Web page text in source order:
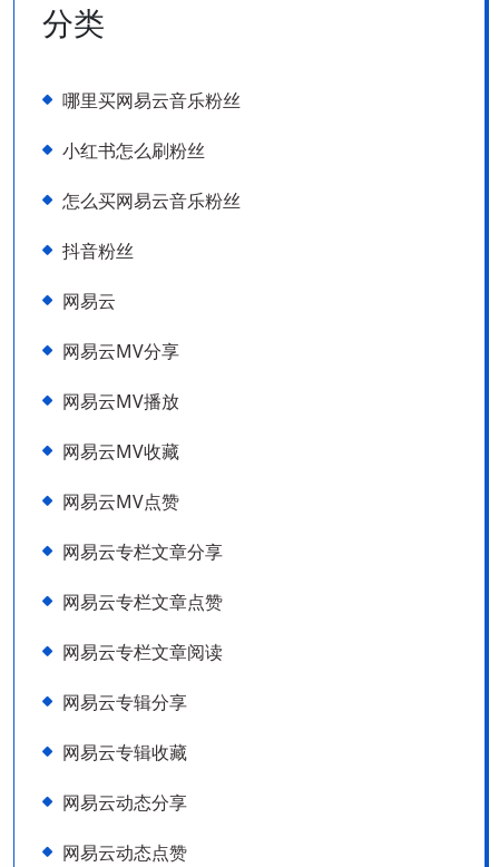
分类
哪里买网易云音乐粉丝
小红书怎么刷粉丝
怎么买网易云音乐粉丝
抖音粉丝
网易云
网易云MV分享
网易云MV播放
网易云MV收藏
网易云MV点赞
网易云专栏文章分享
网易云专栏文章点赞
网易云专栏文章阅读
网易云专辑分享
网易云专辑收藏
网易云动态分享
网易云动态点赞